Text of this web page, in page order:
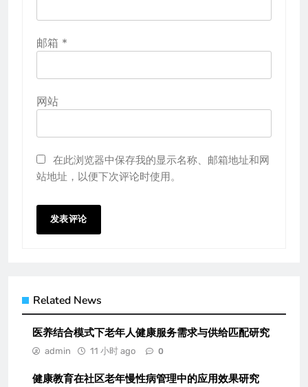
邮箱 *
网站
在此浏览器中保存我的显示名称、邮箱地址和网
站地址，以便下次评论时使用。
Related News
医养结合模式下老年人健康服务需求与供给匹配研究
admin 11 小时 ago 0
健康教育在社区老年慢性病管理中的应用效果研究